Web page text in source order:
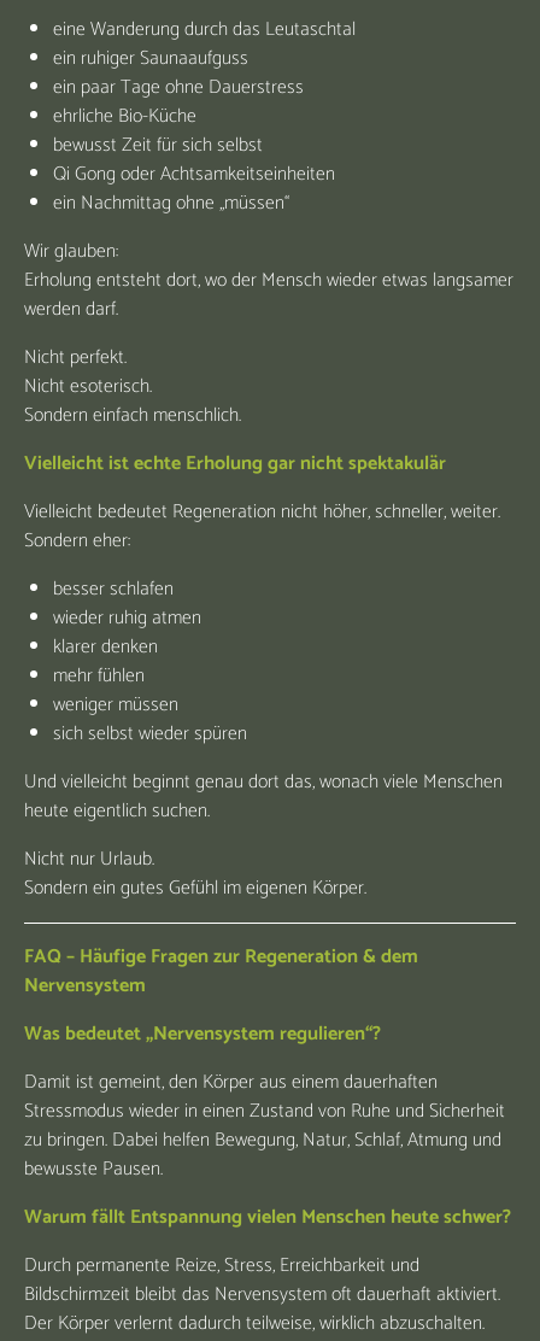
eine Wanderung durch das Leutaschtal
ein ruhiger Saunaaufguss
ein paar Tage ohne Dauerstress
ehrliche Bio-Küche
bewusst Zeit für sich selbst
Qi Gong oder Achtsamkeitseinheiten
ein Nachmittag ohne „müssen“
Wir glauben:
Erholung entsteht dort, wo der Mensch wieder etwas langsamer
werden darf.
Nicht perfekt.
Nicht esoterisch.
Sondern einfach menschlich.
Vielleicht ist echte Erholung gar nicht spektakulär
Vielleicht bedeutet Regeneration nicht höher, schneller, weiter.
Sondern eher:
besser schlafen
wieder ruhig atmen
klarer denken
mehr fühlen
weniger müssen
sich selbst wieder spüren
Und vielleicht beginnt genau dort das, wonach viele Menschen
heute eigentlich suchen.
Nicht nur Urlaub.
Sondern ein gutes Gefühl im eigenen Körper.
FAQ – Häufige Fragen zur Regeneration & dem
Nervensystem
Was bedeutet „Nervensystem regulieren“?
Damit ist gemeint, den Körper aus einem dauerhaften
Stressmodus wieder in einen Zustand von Ruhe und Sicherheit
zu bringen. Dabei helfen Bewegung, Natur, Schlaf, Atmung und
bewusste Pausen.
Warum fällt Entspannung vielen Menschen heute schwer?
Durch permanente Reize, Stress, Erreichbarkeit und
Bildschirmzeit bleibt das Nervensystem oft dauerhaft aktiviert.
Der Körper verlernt dadurch teilweise, wirklich abzuschalten.